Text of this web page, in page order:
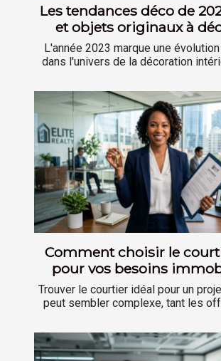
Les tendances déco de
et objets originaux à
L'année 2023 marque une
dans l'univers de la décoration
Comment choisir le
pour vos besoins
Trouver le courtier idéal pour un
peut sembler complexe, tant les